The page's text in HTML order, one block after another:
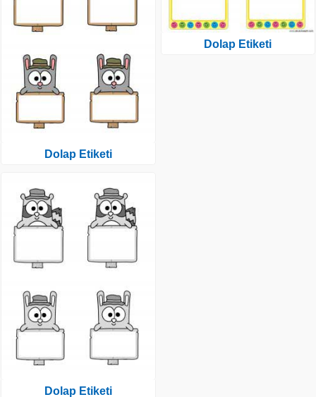
Dolap Etiketi
Dolap Etiketi
Dolap Etiketi